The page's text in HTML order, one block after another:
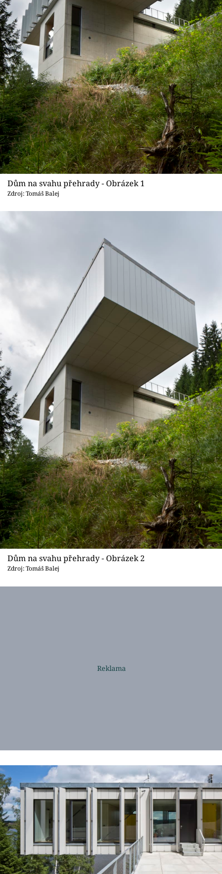
Přihlášení
Sledujte nás
Dům na svahu přehrady - Obrázek 1
Zdroj: Tomáš Balej
Dům na svahu přehrady - Obrázek 2
Zdroj: Tomáš Balej